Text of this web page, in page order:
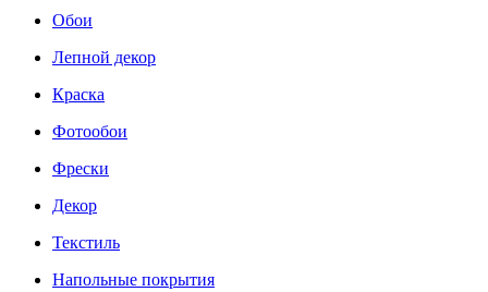
Обои
Лепной декор
Краска
Фотообои
Фрески
Декор
Текстиль
Напольные покрытия